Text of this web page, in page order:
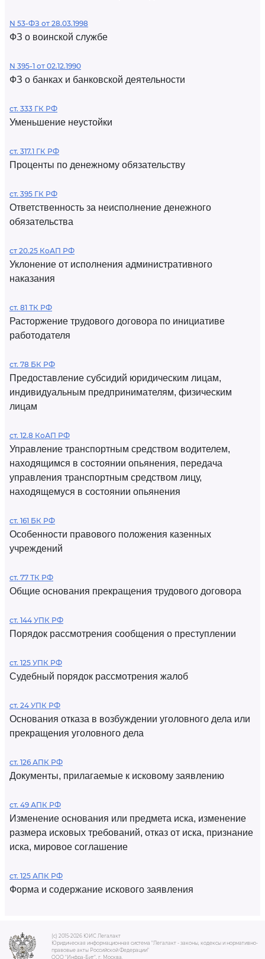
N 53-ФЗ от 28.03.1998
ФЗ о воинской службе
N 395-1 от 02.12.1990
ФЗ о банках и банковской деятельности
ст. 333 ГК РФ
Уменьшение неустойки
ст. 317.1 ГК РФ
Проценты по денежному обязательству
ст. 395 ГК РФ
Ответственность за неисполнение денежного
обязательства
ст 20.25 КоАП РФ
Уклонение от исполнения административного
наказания
ст. 81 ТК РФ
Расторжение трудового договора по инициативе
работодателя
ст. 78 БК РФ
Предоставление субсидий юридическим лицам,
индивидуальным предпринимателям, физическим
лицам
ст. 12.8 КоАП РФ
Управление транспортным средством водителем,
находящимся в состоянии опьянения, передача
управления транспортным средством лицу,
находящемуся в состоянии опьянения
ст. 161 БК РФ
Особенности правового положения казенных
учреждений
ст. 77 ТК РФ
Общие основания прекращения трудового договора
ст. 144 УПК РФ
Порядок рассмотрения сообщения о преступлении
ст. 125 УПК РФ
Судебный порядок рассмотрения жалоб
ст. 24 УПК РФ
Основания отказа в возбуждении уголовного дела или
прекращения уголовного дела
ст. 126 АПК РФ
Документы, прилагаемые к исковому заявлению
ст. 49 АПК РФ
Изменение основания или предмета иска, изменение
размера исковых требований, отказ от иска, признание
иска, мировое соглашение
ст. 125 АПК РФ
Форма и содержание искового заявления
(c) 2015-2026 ЮИС Легалакт
Юридическая информационная система "Легалакт - законы, кодексы и нормативно-
правовые акты Российской Федерации"
ООО "Инфра-Бит", г. Москва.